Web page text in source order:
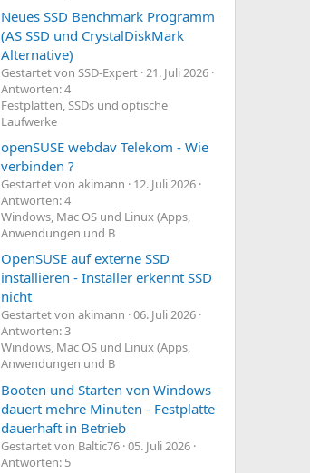
Neues SSD Benchmark Programm
(AS SSD und CrystalDiskMark
Alternative)
Gestartet von SSD-Expert 21. Juli 2026
Antworten: 4
Festplatten, SSDs und optische
Laufwerke
openSUSE webdav Telekom - Wie
verbinden ?
Gestartet von akimann
12. Juli 2026
Antworten: 4
Windows, Mac OS und Linux (Apps,
Anwendungen und B
OpenSUSE auf externe SSD
installieren - Installer erkennt SSD
nicht
Gestartet von akimann 06. Juli 2026
Antworten: 3
Windows, Mac OS und Linux (Apps,
Anwendungen und B
Booten und Starten von Windows
dauert mehre Minuten - Festplatte
dauerhaft in Betrieb
Gestartet von Baltic76 05. Juli 2026
Antworten: 5